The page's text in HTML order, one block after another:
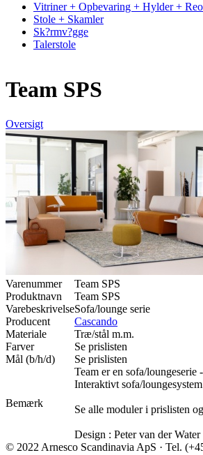
Vitriner + Opbevaring + Hylder +
Stole + Skamler
Sk?rmv?gge
Talerstole
Team SPS
Oversigt
Varenummer
Team SPS
Produktnavn
Team SPS
VarebeskrivelseSofa/lounge serie
Producent
Cascando
Materiale
Træ/stål m.m.
Farver
Se prislisten
Mål (b/h/d)
Se prislisten
Bemærk
Team er en sofa/
Interaktivt sofa/
Se alle moduler i prislisten
Design : Peter van der Water
© 2022 Arnesco Scandinavia ApS · Tel.